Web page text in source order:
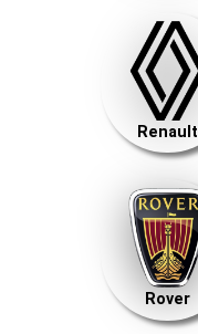
Renault
Rover